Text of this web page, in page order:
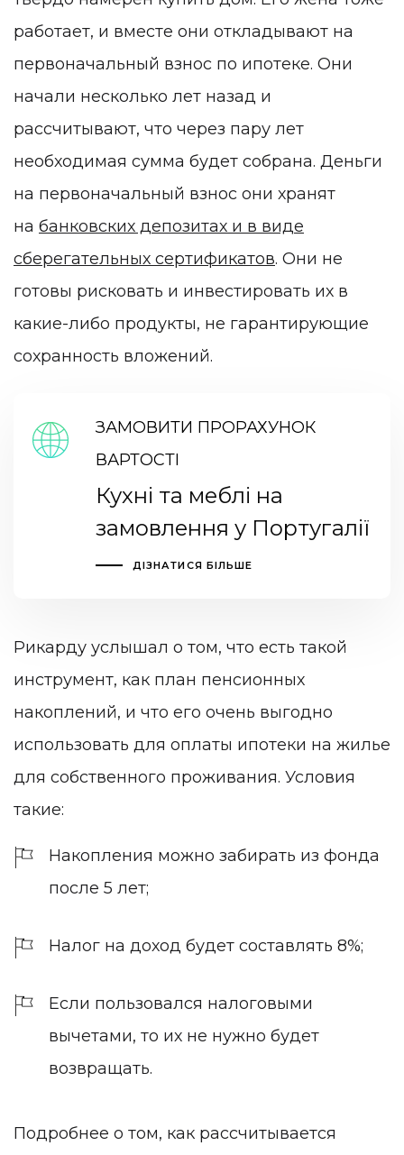
работает, и вместе они откладывают на
первоначальный взнос по ипотеке. Они
начали несколько лет назад и
рассчитывают, что через пару лет
необходимая сумма будет собрана. Деньги
на первоначальный взнос они хранят
на банковских депозитах и в виде
сберегательных сертификатов. Они не
готовы рисковать и инвестировать их в
какие-либо продукты, не гарантирующие
сохранность вложений.
ЗАМОВИТИ ПРОРАХУНОК
ВАРТОСТІ
Кухні та меблі на
замовлення у Португалії
ДІЗНАТИСЯ БІЛЬШЕ
Рикарду услышал о том, что есть такой
инструмент, как план пенсионных
накоплений, и что его очень выгодно
использовать для оплаты ипотеки на жилье
для собственного проживания. Условия
такие:
Накопления можно забирать из фонда
после 5 лет;
Налог на доход будет составлять 8%;
Если пользовался налоговыми
вычетами, то их не нужно будет
возвращать.
Подробнее о том, как рассчитывается